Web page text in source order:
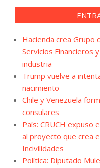
Hacienda crea Grupo
Servicios Financieros
industria
Trump vuelve a
nacimiento
Chile y Venezuela
consulares
País: CRUCH expuso
al proyecto que crea
Incivilidades
Política: Diputado